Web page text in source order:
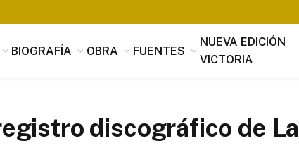
BIOGRAFÍA OBRA FUENTES
NUEVA EDICIÓN
VICTORIA
discográfico de